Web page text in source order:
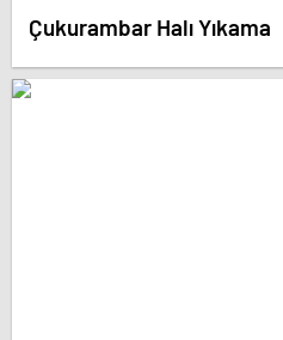
Çukurambar Halı Yıkama